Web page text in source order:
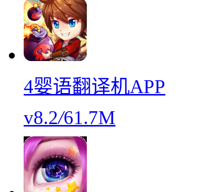
4婴语翻译机APP
v8.2/61.7M